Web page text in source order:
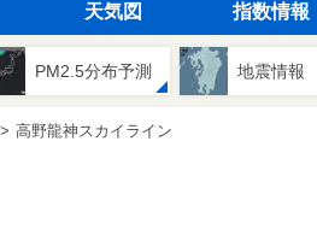
天気図 指数情報
PM2.5分布予測 地震情報
高野龍神スカイライン